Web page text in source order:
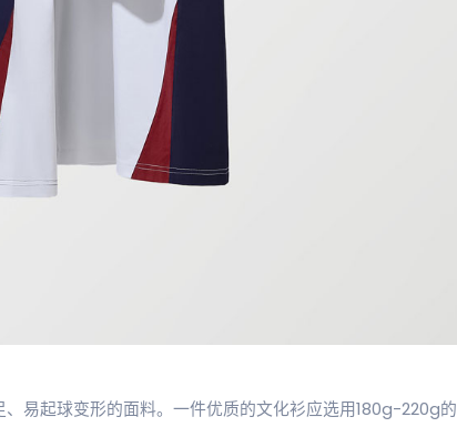
易起球变形的面料。一件优质的文化衫应选用180g-220g的